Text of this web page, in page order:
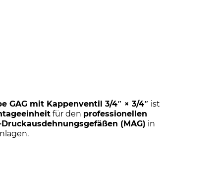
GAG mit Kappenventil 3/4″ × 3/4″ ist
für den professionellen
(MAG) in